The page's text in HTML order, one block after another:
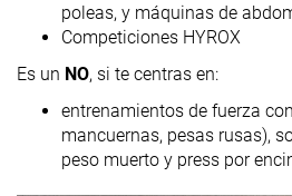
poleas, y máquinas de
Competiciones HYROX
Es un NO, si te centras en:
entrenamientos de fuerza
mancuernas, pesas rusas),
peso muerto y press por